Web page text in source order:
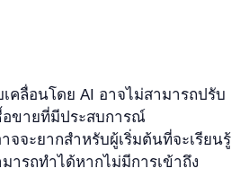
คลื่อนโดย AI อาจไม่สามารถปรับ
ขายที่มีประสบการณ์
จะยากสำหรับผู้เริ่มต้นที่จะเรียนรู้
ารถทำได้หากไม่มีการเข้าถึง